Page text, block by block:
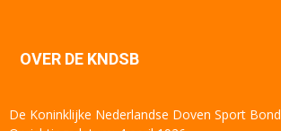
OVER DE KNDSB
De Koninklijke Nederlandse Doven Sport Bond